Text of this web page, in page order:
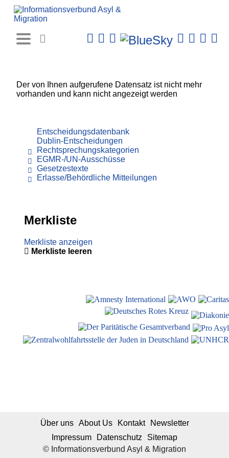
Der von Ihnen aufgerufene Datensatz ist nicht mehr
vorhanden und kann nicht angezeigt werden
Entscheidungsdatenbank
Dublin-Entscheidungen
Rechtsprechungskategorien
EGMR-/UN-Ausschüsse
Gesetzestexte
Erlasse/Behördliche Mitteilungen
Merkliste
Merkliste anzeigen
Merkliste leeren
© Informationsverbund Asyl & Migration
Über uns About Us Kontakt
Newsletter
Impressum
Datenschutz Sitemap